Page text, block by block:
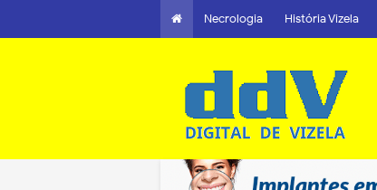
Necrologia História Vizela